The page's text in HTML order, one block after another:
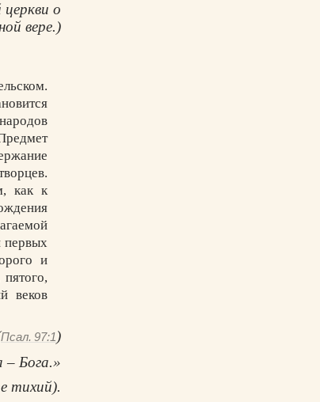
о
вере.)
как к
первых
и
веков
Псал. 97:1)
Бога.»
тихий).